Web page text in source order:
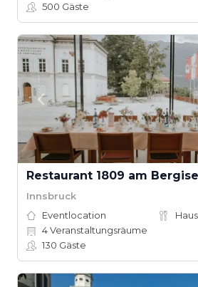
500 Gäste
Restaurant 1809 am
Innsbruck
Eventlocation
4Veranstaltungsräume
130 Gäste